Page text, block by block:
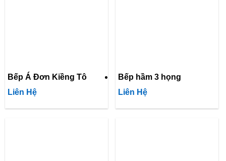
Bếp Á Đơn Kiềng Tô
Liên Hệ
Bếp hầm 3 họng
Liên Hệ